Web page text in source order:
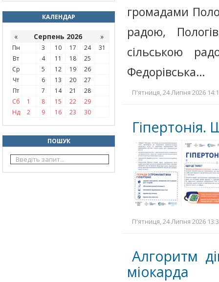
КАЛЕНДАР
« Серпень 2026 »
Пн 3 10 17 24
31
Вт
4 11 18
25
Ср
5 12 19
26
Чт
6 13 20
27
Пт
7 14 21
28
Сб
1 8 15 22
29
Нд
2 9 16 23 30
ПОШУК
громадами
радою,
сільською
Федорівська…
П'ятниця, 24 Липня 2026
Гіпертонія.
П'ятниця, 24 Липня 2026
Алгоритм
міокарда